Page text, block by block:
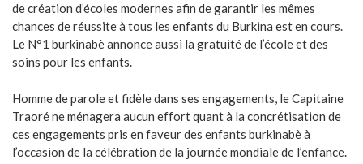
de création d’écoles modernes afin de garantir les mêmes
chances de réussite à tous les enfants du Burkina est en cours.
Le N°1 burkinabè annonce aussi la gratuité de l’école et des
soins pour les enfants.
Homme de parole et fidèle dans ses engagements, le Capitaine
Traoré ne ménagera aucun effort quant à la concrétisation de
ces engagements pris en faveur des enfants burkinabè à
l’occasion de la célébration de la journée mondiale de l’enfance.